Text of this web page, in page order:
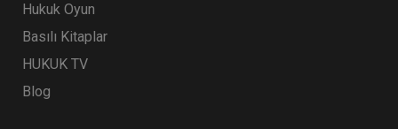
Hukuk Oyun
Basılı Kitaplar
HUKUK TV
Blog